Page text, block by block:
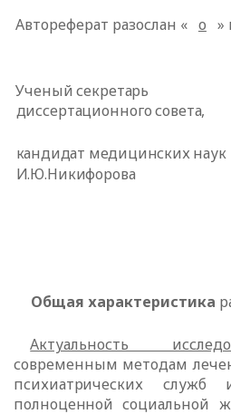
Автореферат разослан « о »
Ученый секретарь
диссертационного совета,
кандидат медицинских наук
И.Ю.Никифорова
Общая характеристика
Актуальность
современным методам
психиатрических служб
полноценнойсоциальной